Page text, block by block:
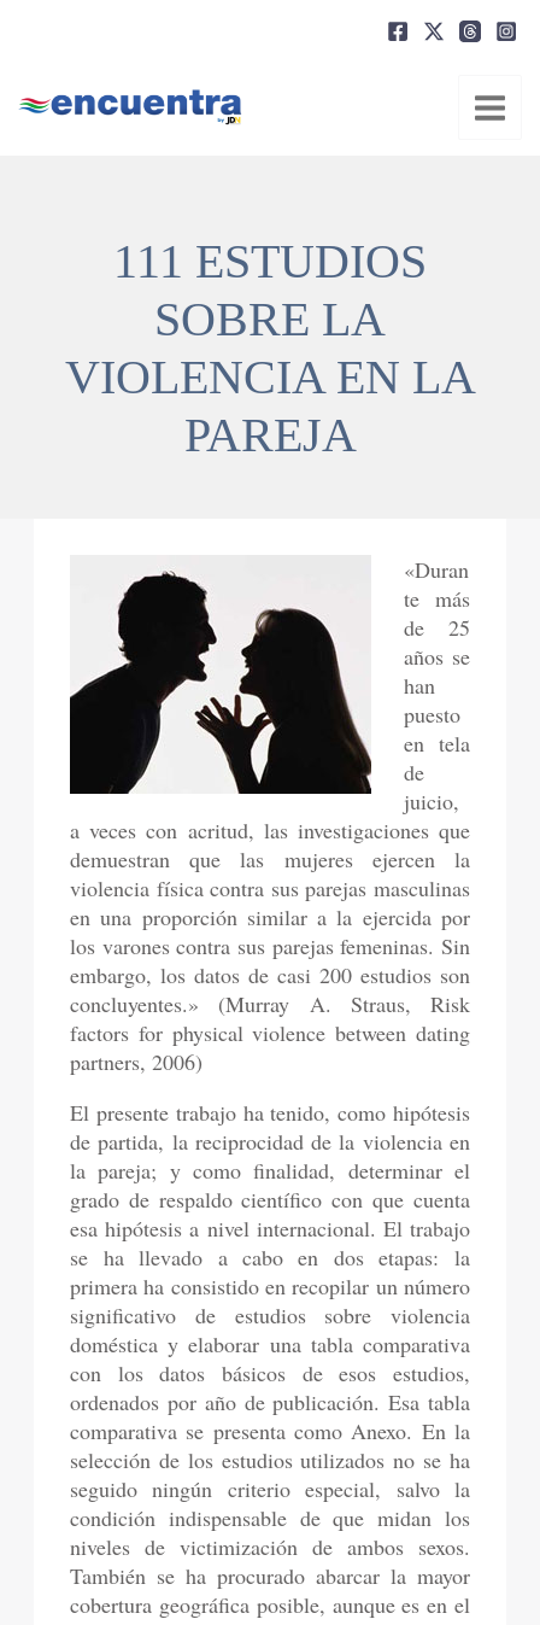
111 ESTUDIOS
SOBRE LA
VIOLENCIA EN LA
PAREJA
«Duran
te más
de 25
años se
han
puesto
en tela
de
juicio,
a veces con acritud, las investigaciones que
demuestran que las mujeres ejercen la
violencia física contra sus parejas masculinas
en una proporción similar a la ejercida por
los varones contra sus parejas femeninas. Sin
embargo, los datos de casi 200 estudios son
concluyentes.» (Murray A. Straus, Risk
factors for physical violence between dating
partners, 2006)
El presente trabajo ha tenido, como hipótesis
de partida, la reciprocidad de la violencia en
la pareja; y como finalidad, determinar el
grado de respaldo científico con que cuenta
esa hipótesis a nivel internacional. El trabajo
se ha llevado a cabo en dos etapas: la
primera ha consistido en recopilar un número
significativo de estudios sobre violencia
doméstica y elaborar una tabla comparativa
con los datos básicos de esos estudios,
ordenados por año de publicación. Esa tabla
comparativa se presenta como Anexo. En la
selección de los estudios utilizados no se ha
seguido ningún criterio especial, salvo la
condición indispensable de que midan los
niveles de victimización de ambos sexos.
También se ha procurado abarcar la mayor
cobertura geográfica posible, aunque es en el